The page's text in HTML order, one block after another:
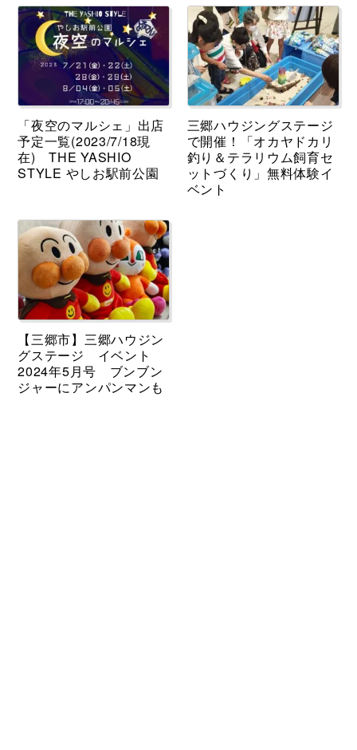
「夜空のマルシェ」出店
予定一覧(2023/7/18現
在) THE YASHIO
STYLE やしお駅前公園
三郷ハウジングステージ
で開催！「オカヤドカリ
釣り＆テラリウム飼育セ
ットづくり」無料体験イ
ベント
【三郷市】三郷ハウジン
グステージ イベント
2024年5月号 ブンブン
ジャーにアンパンマンも